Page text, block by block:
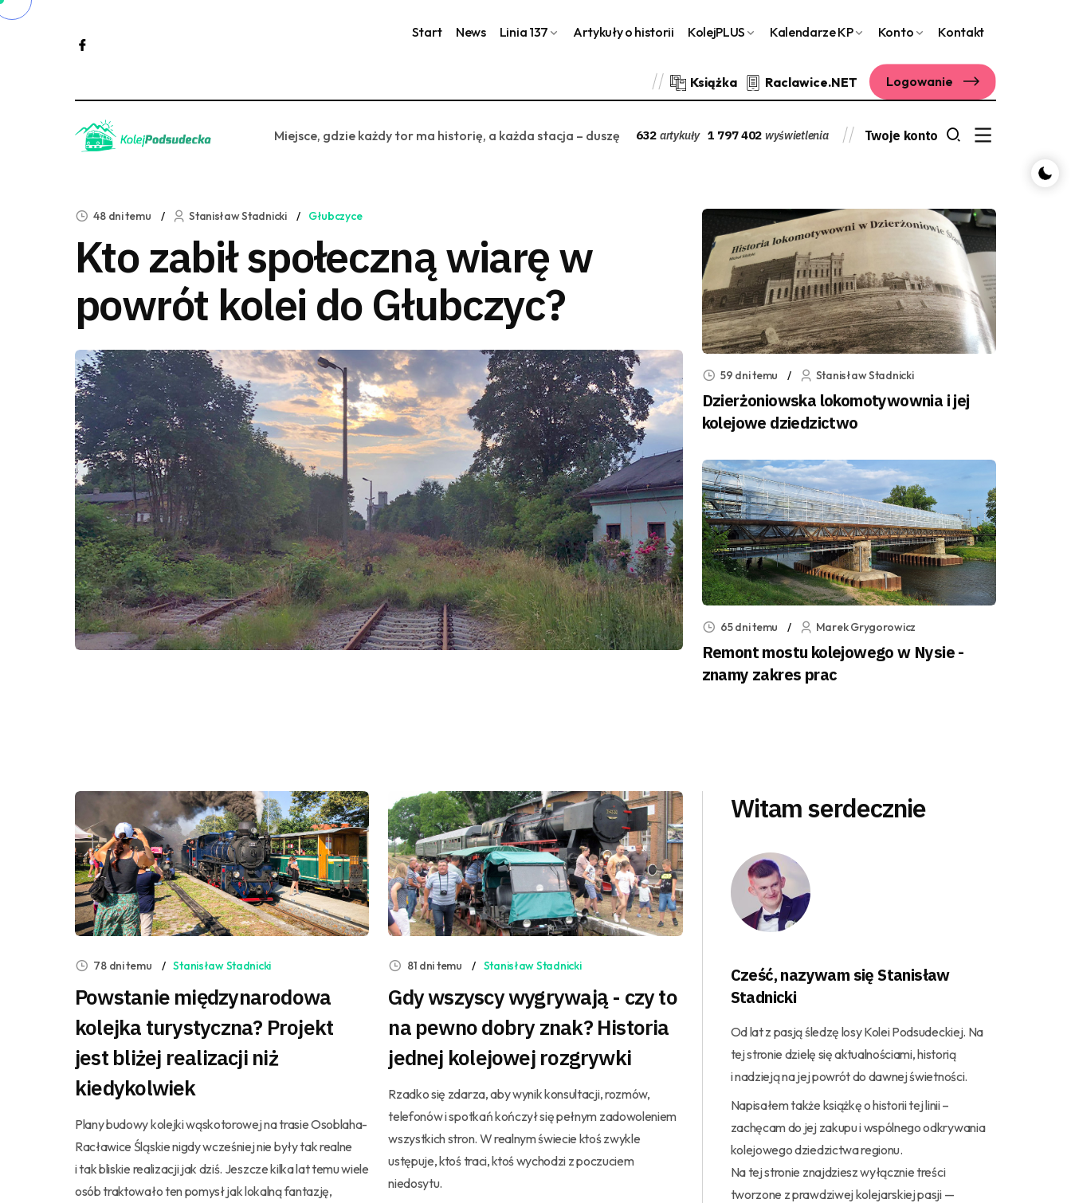
Start News Linia 137 Artykuły o historii KolejPLUS Kalendarze KP Konto Kontakt
Książka Raclawice.NET Logowanie
Miejsce, gdzie każdy tor ma historię, a każda stacja – duszę 632 artykuły 1 797 402 wyświetlenia Twoje konto
48 dni temu Stanisław Stadnicki Głubczyce
Kto zabił społeczną wiarę w
powrót kolei do Głubczyc?
59 dni temu Stanisław Stadnicki
Dzierżoniowska lokomotywownia i jej
kolejowe dziedzictwo
65 dni temu Marek Grygorowicz
Remont mostu kolejowego w Nysie -
znamy zakres prac
78 dni temu Stanisław Stadnicki
Powstanie międzynarodowa
kolejka turystyczna? Projekt
jest bliżej realizacji niż
kiedykolwiek
Plany budowy kolejki wąskotorowej na trasie Osoblaha-
Racławice Śląskie nigdy wcześniej nie były tak realne
i tak bliskie realizacji jak dziś. Jeszcze kilka lat temu wiele
osób traktowało ten pomysł jak lokalną fantazję,
81 dni temu Stanisław Stadnicki
Gdy wszyscy wygrywają - czy to
na pewno dobry znak? Historia
jednej kolejowej rozgrywki
Rzadko się zdarza, aby wynik konsultacji, rozmów,
telefonów i spotkań kończył się pełnym zadowoleniem
wszystkich stron. W realnym świecie ktoś zwykle
ustępuje, ktoś traci, ktoś wychodzi z poczuciem
niedosytu.
Witam serdecznie
Cześć, nazywam się Stanisław
Stadnicki
Od lat z pasją śledzę losy Kolei Podsudeckiej. Na
tej stronie dzielę się aktualnościami, historią
i nadzieją na jej powrót do dawnej świetności.
Napisałem także książkę o historii tej linii –
zachęcam do jej zakupu i wspólnego odkrywania
kolejowego dziedzictwa regionu.
Na tej stronie znajdziesz wyłącznie treści
tworzone z prawdziwej kolejarskiej pasji —